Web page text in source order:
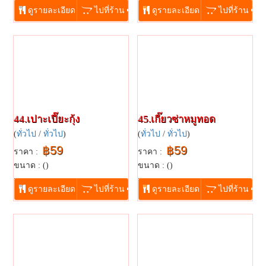
ดูรายละเอียด ไปที่ร้าน ดูรายละเอียด ไปที่ร้าน
44.เปาะเปี๊ยะกุ้ง
(ทั่วไป / ทั่วไป)
ราคา : ฿59
ขนาด : ()
...
ดูรายละเอียด ไปที่ร้าน
45.เกี๊ยวซ่าหมูทอด
(ทั่วไป / ทั่วไป)
ราคา : ฿59
ขนาด : ()
...
ดูรายละเอียด ไปที่ร้าน